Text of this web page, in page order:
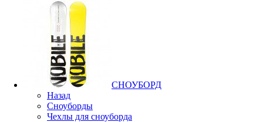
СНОУБОРД
Назад
Сноуборды
Чехлы для сноуборда